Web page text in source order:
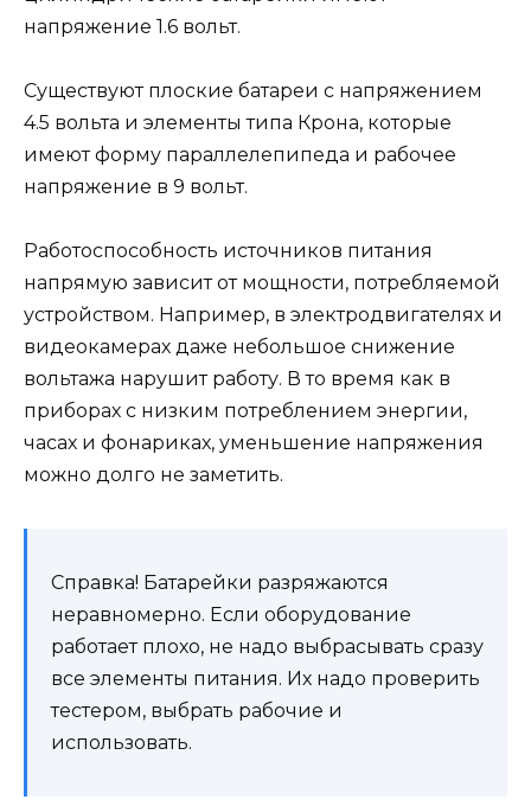
напряжение 1.6 вольт.
Существуют плоские батареи с напряжением
4.5 вольта и элементы типа Крона, которые
имеют форму параллелепипеда и рабочее
напряжение в 9 вольт.
Работоспособность источников питания
напрямую зависит от мощности, потребляемой
устройством. Например, в электродвигателях и
видеокамерах даже небольшое снижение
вольтажа нарушит работу. В то время как в
приборах с низким потреблением энергии,
часах и фонариках, уменьшение напряжения
можно долго не заметить.
Справка! Батарейки разряжаются
неравномерно. Если оборудование
работает плохо, не надо выбрасывать сразу
все элементы питания. Их надо проверить
тестером, выбрать рабочие и
использовать.